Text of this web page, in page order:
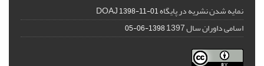
نمایه شدن نشریه در پایگاه DOAJ1398-11-01
اسامی داوران سال 1397 1398-06-05